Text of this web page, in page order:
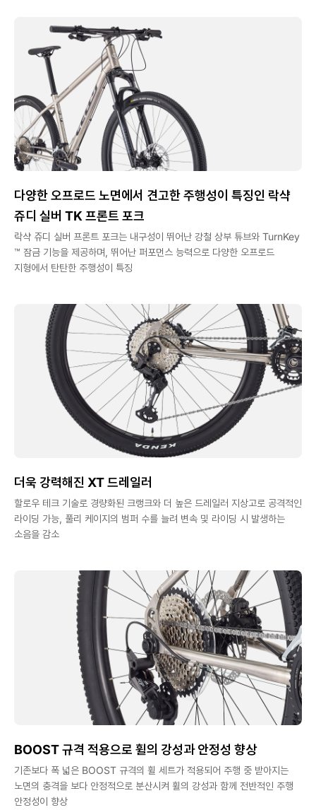
다양한 오프로드 노면에서 견고한 주행성이 특징인 락샥
쥬디 실버 TK 프론트 포크
락샥 쥬디 실버 프론트 포크는 내구성이 뛰어난 강철 상부 튜브와 TurnKey
™ 잠금 기능을 제공하며, 뛰어난 퍼포먼스 능력으로 다양한 오프로드
지형에서 탄탄한 주행성이 특징
더욱 강력해진 XT 드레일러
할로우 테크 기술로 경량화된 크랭크와 더 높은 드레일러 지상고로 공격적인
라이딩 가능, 풀리 케이지의 범퍼 수를 늘려 변속 및 라이딩 시 발생하는
소음을 감소
BOOST 규격 적용으로 휠의 강성과 안정성 향상
기존보다 폭 넓은 BOOST 규격의 휠 세트가 적용되어 주행 중 받아지는
노면의 충격을 보다 안정적으로 분산시켜 휠의 강성과 함께 전반적인 주행
안정성이 향상